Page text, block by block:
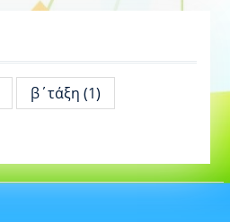
β΄τάξη (1)